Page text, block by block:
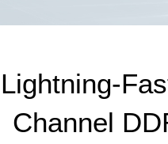
Lightning-
Channel